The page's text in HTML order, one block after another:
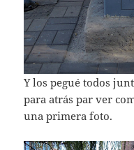
Y los pegué todos
para atrás par ver
una primera foto.